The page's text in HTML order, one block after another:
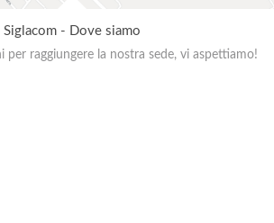
Siglacom - Dove siamo
per raggiungere la nostra sede, vi aspettiamo!